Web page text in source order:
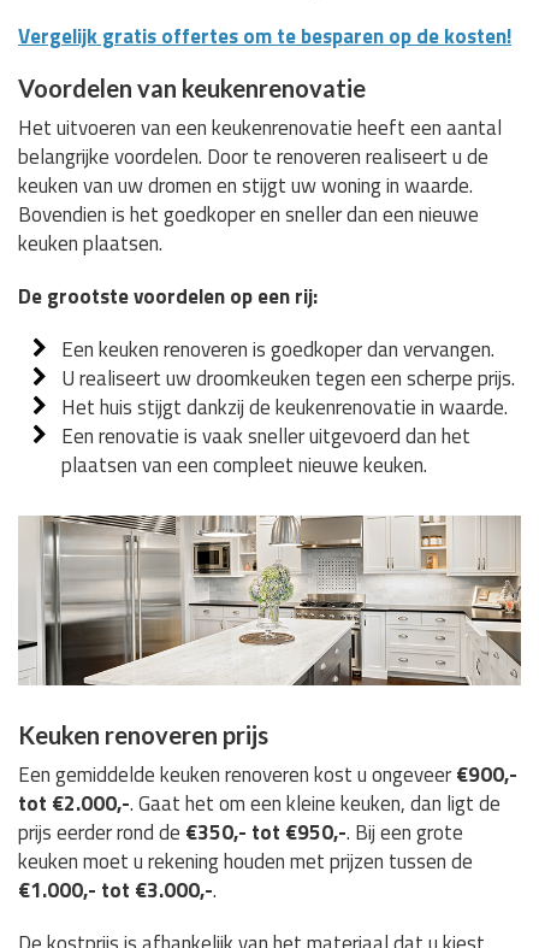
Vergelijk gratis offertes om te besparen op de kosten!
Voordelen van keukenrenovatie
Het uitvoeren van een keukenrenovatie heeft een aantal
belangrijke voordelen. Door te renoveren realiseert u de
keuken van uw dromen en stijgt uw woning in waarde.
Bovendien is het goedkoper en sneller dan een nieuwe
keuken plaatsen.
De grootste voordelen op een rij:
Een keuken renoveren is goedkoper dan vervangen.
U realiseert uw droomkeuken tegen een scherpe prijs.
Het huis stijgt dankzij de keukenrenovatie in waarde.
Een renovatie is vaak sneller uitgevoerd dan het
plaatsen van een compleet nieuwe keuken.
Keuken renoveren prijs
Een gemiddelde keuken renoveren kost u ongeveer€900,-
tot €2.000,-. Gaat het om een kleine keuken, dan ligt de
prijs eerder rond de €350,- tot €950,-. Bij een grote
keuken moet u rekening houden met prijzen tussen de
€1.000,- tot €3.000,-.